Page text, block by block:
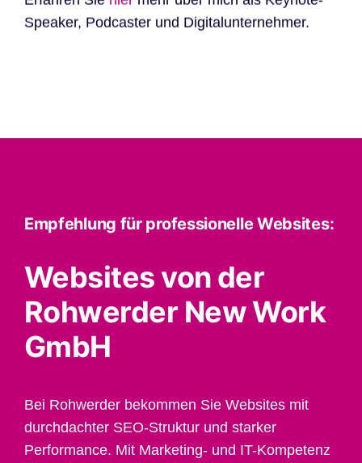
Speaker, Podcaster und Digitalunternehmer.
Empfehlung für professionelle Websites:
Websites von der
Rohwerder New Work
GmbH
Bei Rohwerder bekommen Sie Websites mit
durchdachter SEO-Struktur und starker
Performance. Mit Marketing- und IT-Kompetenz